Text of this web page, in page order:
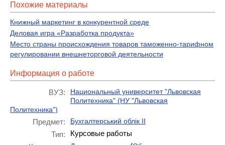
Похожие материалы
Книжный маркетинг в конкурентной среде
Деловая игра «Разработка продукта»
Место страны происхождения товаров таможенно-тарифном
регулировании внешнеторговой деятельности
Информация о работе
ВУЗ:
Национальный университет "Львовская
Политехника" (НУ "Львовская
Политехника")
Предмет: Бухгалтерський облік ІІ
Тип:
Курсовые работы